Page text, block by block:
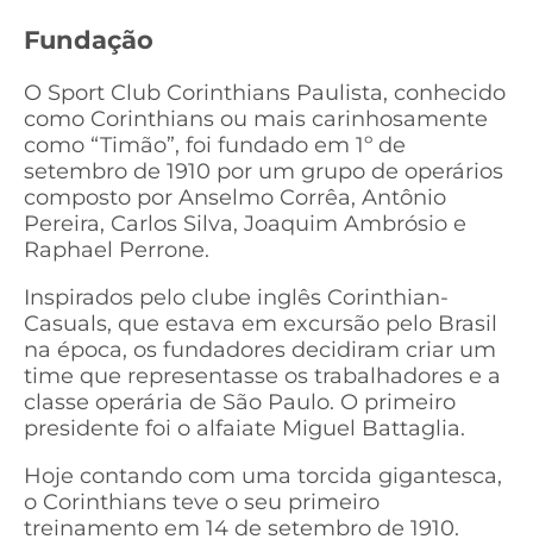
Fundação
O Sport Club Corinthians Paulista, conhecido
como Corinthians ou mais carinhosamente
como “Timão”, foi fundado em 1º de
setembro de 1910 por um grupo de operários
composto por Anselmo Corrêa, Antônio
Pereira, Carlos Silva, Joaquim Ambrósio e
Raphael Perrone.
Inspirados pelo clube inglês Corinthian-
Casuals, que estava em excursão pelo Brasil
na época, os fundadores decidiram criar um
time que representasse os trabalhadores e a
classe operária de São Paulo. O primeiro
presidente foi o alfaiate Miguel Battaglia.
Hoje contando com uma torcida gigantesca,
o Corinthians teve o seu primeiro
treinamento em 14 de setembro de 1910.